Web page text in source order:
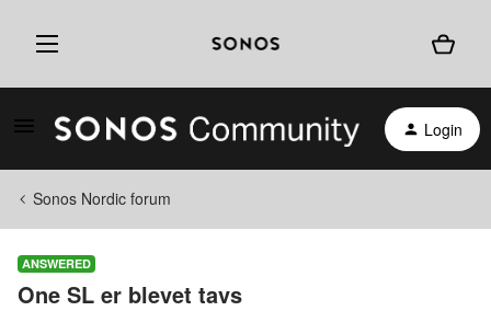
Login
Sonos Nordic forum
ANSWERED
One SL er blevet tavs